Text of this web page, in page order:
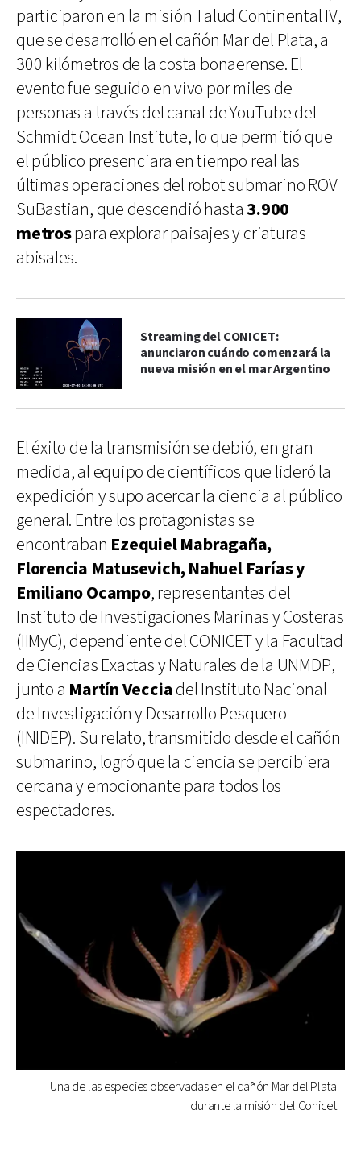
participaron en la misión Talud Continental IV,
que se desarrolló en el cañón Mar del Plata, a
300 kilómetros de la costa bonaerense. El
evento fue seguido en vivo por miles de
personas a través del canal de YouTube del
Schmidt Ocean Institute, lo que permitió que
el público presenciara en tiempo real las
últimas operaciones del robot submarino ROV
SuBastian, que descendió hasta3.900
metrospara explorar paisajes y criaturas
abisales.
Streaming del CONICET:
anunciaron cuándo comenzará la
nueva misión en el mar Argentino
El éxito de la transmisión se debió, en gran
medida, al equipo de científicos que lideró la
expedición y supo acercar la ciencia al público
general. Entre los protagonistas se
encontraban Ezequiel Mabragaña,
Florencia Matusevich, Nahuel Farías y
Emiliano Ocampo, representantes del
Instituto de Investigaciones Marinas y Costeras
(IIMyC), dependiente del CONICET y la Facultad
de Ciencias Exactas y Naturales de la UNMDP,
junto a Martín Vecciadel Instituto Nacional
de Investigación y Desarrollo Pesquero
(INIDEP). Su relato, transmitido desde el cañón
submarino, logró que la ciencia se percibiera
cercana y emocionante para todos los
espectadores.
Una de las especies observadas en el cañón Mar del Plata
durante la misión del Conicet